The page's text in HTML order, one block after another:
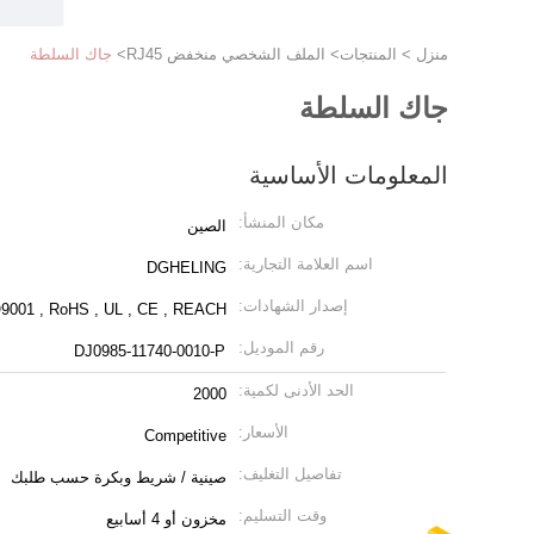
منزل > المنتجات> الملف الشخصي منخفض RJ45 > جاك السلطة
جاك السلطة
المعلومات الأساسية
مكان المنشأ: الصين
اسم العلامة التجارية: DGHELING
إصدار الشهادات: , RoHS , UL , CE , REACH
رقم الموديل: DJ0985-11740-0010-P
الحد الأدنى لكمية: 2000
الأسعار: Competitive
تفاصيل التغليف: صينية / شريط وبكرة حسب طلبك
وقت التسليم: مخزون أو 4 أسابيع